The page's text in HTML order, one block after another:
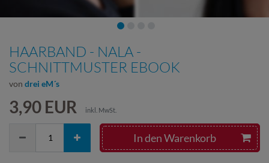
HAARBAND - NALA -
SCHNITTMUSTER EBOOK
von drei eM´s
3,90 EUR inkl. MwSt.
In den Warenkorb